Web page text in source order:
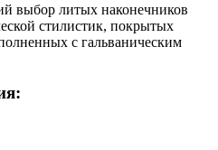
выбор литых наконечников
стилистик, покрытых
с гальваническим